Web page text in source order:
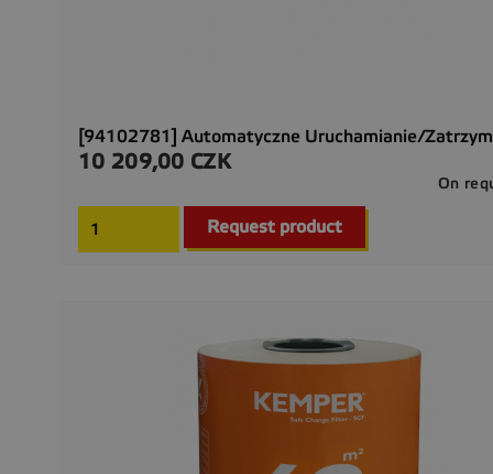
[94102781] Automatyczne Uruchamianie/
Cena
10 209,00 CZK
On
Request product